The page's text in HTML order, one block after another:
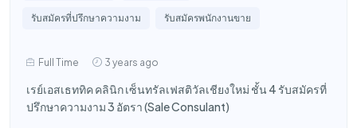
รับสมัครที่ปรึกษาความงาม รับสมัครพนักงานขาย
Full Time 3 years ago
เรย์เอสเธททิค คลินิก เซ็นทรัลเฟสติวัลเชียงใหม่ ชั้น 4 รับสมัครที่
ปรึกษาความงาม 3 อัตรา (Sale Consulant)